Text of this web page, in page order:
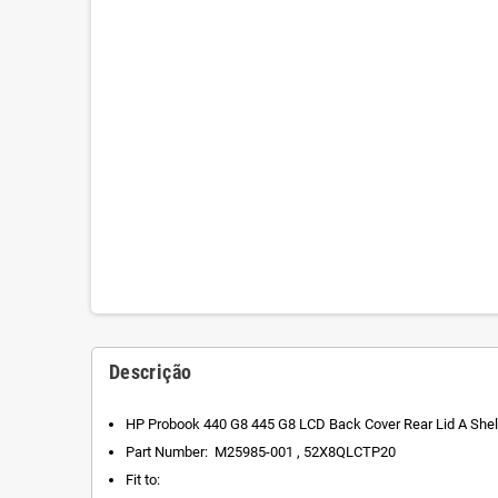
Descrição
HP Probook 440 G8 445 G8 LCD Back Cover Rear Lid A
Part Number: M25985-001 , 52X8QLCTP20
Fit to: